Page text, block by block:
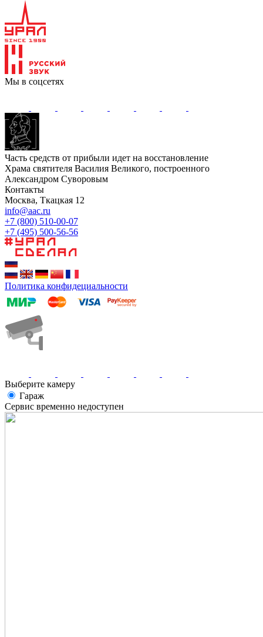
Мы в соцсетях
Часть средств от прибыли идет на восстановление
Храма святителя Василия Великого, построенного
Александром Суворовым
Контакты
Москва, Ткацкая 12
info@aac.ru
+7 (800) 510-00-07
+7 (495) 500-56-56
Политика конфидециальности
Выберите камеру
Гараж
Сервис временно недоступен